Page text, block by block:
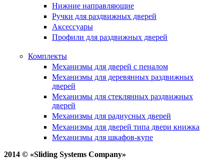
Нижние направляющие
Ручки для раздвижных дверей
Аксессуары
Профили для раздвижных дверей
Комплекты
Механизмы для дверей с пеналом
Механизмы для деревянных раздвижных
дверей
Механизмы для стеклянных раздвижных
дверей
Механизмы для радиусных дверей
Механизмы для дверей типа двери книжка
Механизмы для шкафов-купе
2014 © «Sliding Systems Company»